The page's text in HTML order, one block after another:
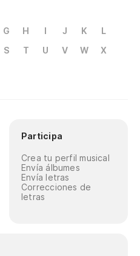
G H I J K
L
S T U V W
X
Participa
Crea tu perfil musical
Envía álbumes
Envía letras
Correcciones de
letras